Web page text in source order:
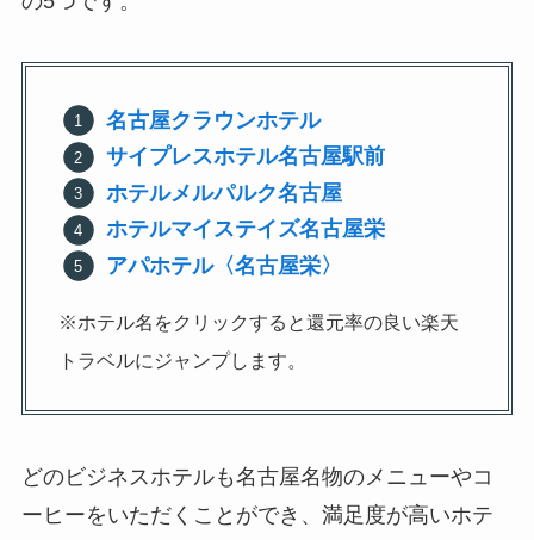
名古屋クラウンホテル
サイプレスホテル名古屋駅前
ホテルメルパルク名古屋
ホテルマイステイズ名古屋栄
アパホテル〈名古屋栄〉
※ホテル名をクリックすると還元率の良い楽天
トラベルにジャンプします。
どのビジネスホテルも名古屋名物のメニューやコ
ーヒーをいただくことができ、満足度が高いホテ